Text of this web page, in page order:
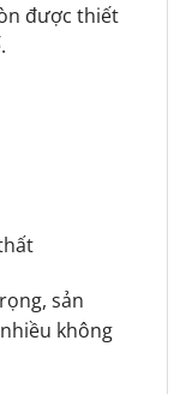
được thiết
sản
không